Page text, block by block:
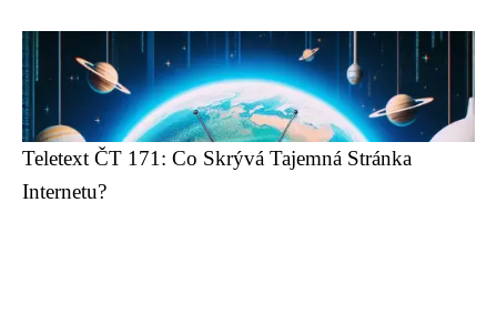
Teletext ČT 171: Co Skrývá Tajemná Stránka
Internetu?